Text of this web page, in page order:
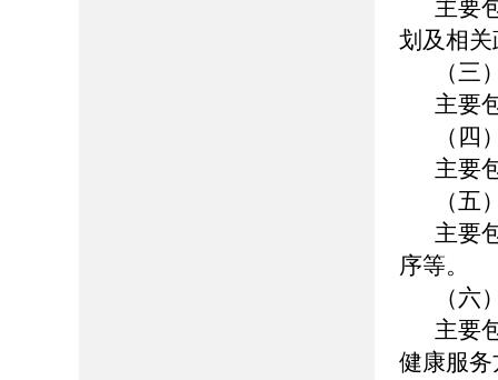
主要
划及相
（三
主要
（四
主要
（五
主要
序等。
（六
主要
健康服